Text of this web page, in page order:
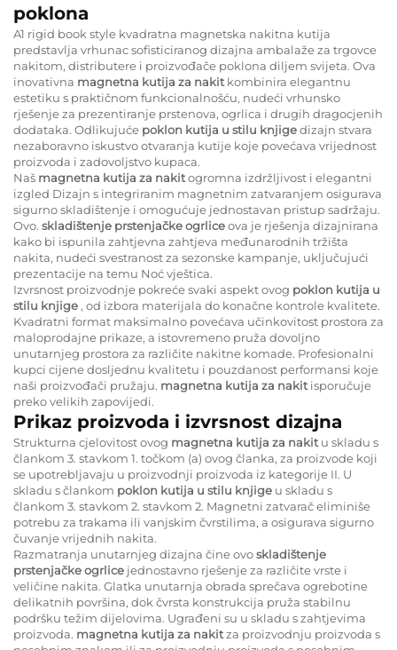
poklona
A1 rigid book style kvadratna magnetska nakitna kutija
predstavlja vrhunac sofisticiranog dizajna ambalaže za trgovce
nakitom, distributere i proizvođače poklona diljem svijeta. Ova
inovativna magnetna kutija za nakit kombinira elegantnu
estetiku s praktičnom funkcionalnošću, nudeći vrhunsko
rješenje za prezentiranje prstenova, ogrlica i drugih dragocjenih
dodataka. Odlikujuće poklon kutija u stilu knjigedizajn stvara
nezaboravno iskustvo otvaranja kutije koje povećava vrijednost
proizvoda i zadovoljstvo kupaca.
Naš magnetna kutija za nakitogromna izdržljivost i elegantni
izgled Dizajn s integriranim magnetnim zatvaranjem osigurava
sigurno skladištenje i omogućuje jednostavan pristup sadržaju.
Ovo. skladištenje prstenjačke ogrliceova je rješenja dizajnirana
kako bi ispunila zahtjevna zahtjeva međunarodnih tržišta
nakita, nudeći svestranost za sezonske kampanje, uključujući
prezentacije na temu Noć vještica.
Izvrsnost proizvodnje pokreće svaki aspekt ovog poklon kutija u
stilu knjige , od izbora materijala do konačne kontrole kvalitete.
Kvadratni format maksimalno povećava učinkovitost prostora za
maloprodajne prikaze, a istovremeno pruža dovoljno
unutarnjeg prostora za različite nakitne komade. Profesionalni
kupci cijene dosljednu kvalitetu i pouzdanost performansi koje
naši proizvođači pružaju. magnetna kutija za nakit isporučuje
preko velikih zapovijedi.
Prikaz proizvoda i izvrsnost dizajna
Strukturna cjelovitost ovog magnetna kutija za nakit u skladu s
člankom 3. stavkom 1. točkom (a) ovog članka, za proizvode koji
se upotrebljavaju u proizvodnji proizvoda iz kategorije II. U
skladu s člankom poklon kutija u stilu knjige u skladu s
člankom 3. stavkom 2. stavkom 2. Magnetni zatvarač eliminiše
potrebu za trakama ili vanjskim čvrstilima, a osigurava sigurno
čuvanje vrijednih nakita.
Razmatranja unutarnjeg dizajna čine ovoskladištenje
prstenjačke ogrlice jednostavno rješenje za različite vrste i
veličine nakita. Glatka unutarnja obrada sprečava ogrebotine
delikatnih površina, dok čvrsta konstrukcija pruža stabilnu
podršku težim dijelovima. Ugrađeni su u skladu s zahtjevima
proizvoda. magnetna kutija za nakitza proizvodnju proizvoda s